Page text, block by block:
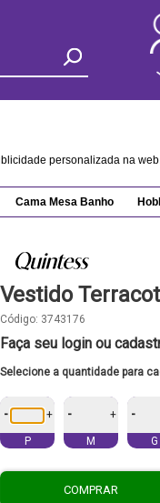
personalizada na
Cama Mesa Banho
Vestido
Código: 3743176
Faça seu login ou
Selecione a quantidade para
- +
P
- +
M
-
G
COMPRAR